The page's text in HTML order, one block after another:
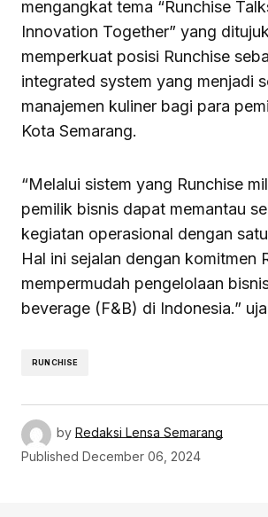
mengangkat tema “Runchise
Innovation Together” yang
memperkuat posisi Runchise
integrated system yang menjadi
manajemen kuliner bagi para
Kota Semarang.
“Melalui sistem yang Runchise
pemilik bisnis dapat memantau
kegiatan operasional dengan
Hal ini sejalan dengan komitmen
mempermudah pengelolaan
beverage (F&B) di Indonesia.”
RUNCHISE
by Redaksi Lensa Semarang
Published December 06, 2024